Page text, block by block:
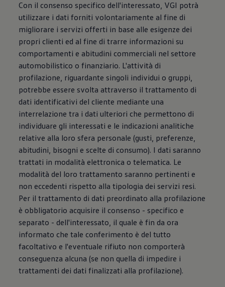
Con il consenso specifico dell'interessato, VGI potrà
utilizzare i dati forniti volontariamente al fine di
migliorare i servizi offerti in base alle esigenze dei
propri clienti ed al fine di trarre informazioni su
comportamenti e abitudini commerciali nel settore
automobilistico o finanziario. L'attività di
profilazione, riguardante singoli individui o gruppi,
potrebbe essere svolta attraverso il trattamento di
dati identificativi del cliente mediante una
interrelazione tra i dati ulteriori che permettono di
individuare gli interessati e le indicazioni analitiche
relative alla loro sfera personale (gusti, preferenze,
abitudini, bisogni e scelte di consumo). I dati saranno
trattati in modalità elettronica o telematica. Le
modalità del loro trattamento saranno pertinenti e
non eccedenti rispetto alla tipologia dei servizi resi.
Per il trattamento di dati preordinato alla profilazione
è obbligatorio acquisire il consenso - specifico e
separato - dell'interessato, il quale è fin da ora
informato che tale conferimento è del tutto
facoltativo e l'eventuale rifiuto non comporterà
conseguenza alcuna (se non quella di impedire i
trattamenti dei dati finalizzati alla profilazione).